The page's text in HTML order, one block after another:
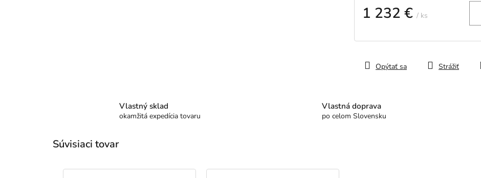
1 232 € / ks
cena:
Opýtať sa Strážiť
Vlastný sklad
okamžitá expedícia tovaru
Vlastná doprava
po celom Slovensku
Súvisiaci tovar